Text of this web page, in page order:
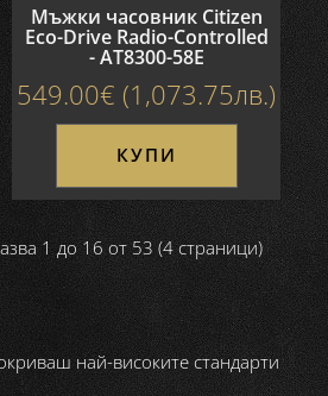
Мъжки часовник Citizen
Eco-Drive Radio-Controlled
- AT8300-58E
549.00€ (1,073.75лв.)
КУПИ
1 до 16 от 53 (4 страници)
най-високите стандарти